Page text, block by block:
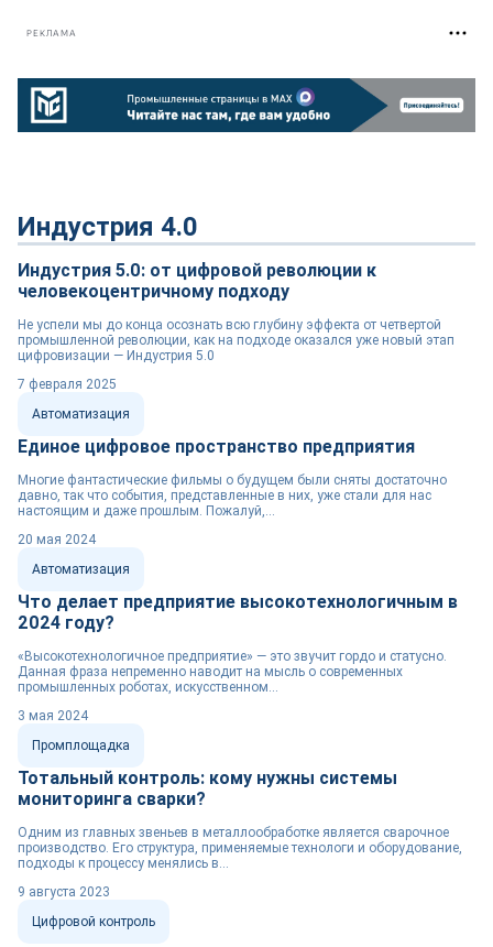
РЕКЛАМА
Индустрия 4.0
Индустрия 5.0: от цифровой революции к
человекоцентричному подходу
Не успели мы до конца осознать всю глубину эффекта от четвертой
промышленной революции, как на подходе оказался уже новый этап
цифровизации — Индустрия 5.0
Автоматизация
7 февраля 2025
Единое цифровое пространство предприятия
Многие фантастические фильмы о будущем были сняты достаточно
давно, так что события, представленные в них, уже стали для нас
настоящим и даже прошлым. Пожалуй,...
Автоматизация
20 мая 2024
Что делает предприятие высокотехнологичным в
2024 году?
«Высокотехнологичное предприятие» — это звучит гордо и статусно.
Данная фраза непременно наводит на мысль о современных
промышленных роботах, искусственном...
Промплощадка
3 мая 2024
Тотальный контроль: кому нужны системы
мониторинга сварки?
Одним из главных звеньев в металлообработке является сварочное
производство. Его структура, применяемые технологи и оборудование,
подходы к процессу менялись в...
Цифровой контроль
9 августа 2023